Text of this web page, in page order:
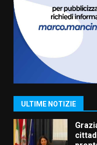
ULTIME NOTIZIE
7 5
1